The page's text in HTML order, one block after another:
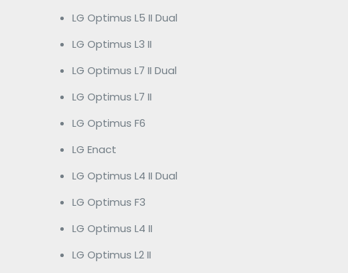
LG Optimus L5 II Dual
LG Optimus L3 II
LG Optimus L7 II Dual
LG Optimus L7 II
LG Optimus F6
LG Enact
LG Optimus L4 II Dual
LG Optimus F3
LG Optimus L4 II
LG Optimus L2 II